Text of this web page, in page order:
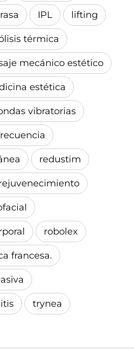
IPL lifting
térmica
mecánico estético
estética
vibratorias
redustim
robolex
francesa.
trynea